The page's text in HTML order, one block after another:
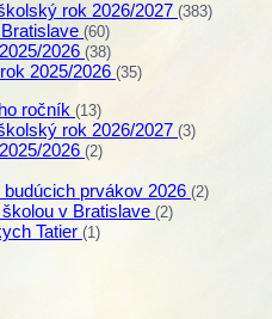
rok 2026/2027 (383)
(60)
2026 (38)
2025/2026 (35)
ročník (13)
rok 2026/2027 (3)
2026 (2)
prvákov 2026 (2)
v Bratislave (2)
Tatier (1)